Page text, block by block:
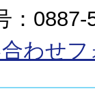
：0887-
わせフ